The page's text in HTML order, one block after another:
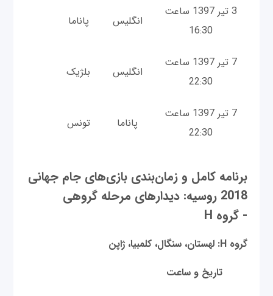
3 تیر 1397 ساعت
16:30
انگلیس پاناما
7 تیر 1397 ساعت
22:30
انگلیس بلژیک
7 تیر 1397 ساعت
22:30
پاناما تونس
برنامه کامل و زمان‌بندی بازی‌های جام جهانی
2018 روسیه: دیدارهای مرحله گروهی
- گروه H
گروه H: لهستان، سنگال، کلمبیا، ژاپن
تاریخ و ساعت